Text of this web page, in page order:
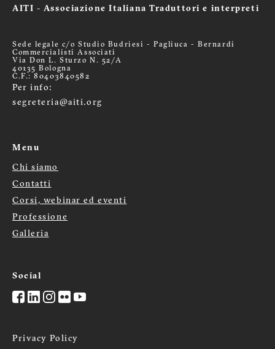
AITI - Associazione Italiana Traduttori e interpreti
Sede legale c/o Studio Budriesi - Pagliuca - Bernardi
Commercialisti Associati
Via Don L. Sturzo N. 52/A
40135 Bologna
C.F.: 80403840582
Per info:
segreteria@aiti.org
Menu
Menù
footer
Chi siamo
Contatti
Corsi, webinar ed eventi
Professione
Galleria
Social
Privacy Policy